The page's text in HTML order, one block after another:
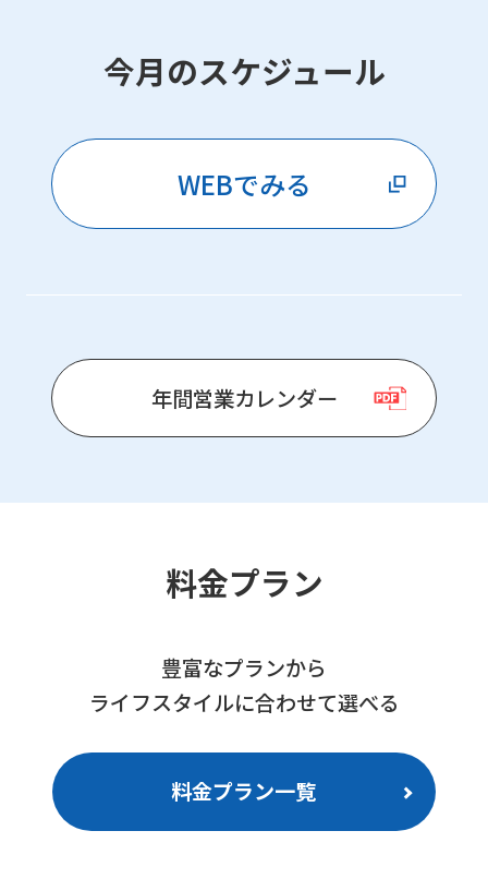
今月のスケジュール
WEBでみる
年間営業カレンダー
料金プラン
豊富なプランから
ライフスタイルに合わせて選べる
料金プラン一覧